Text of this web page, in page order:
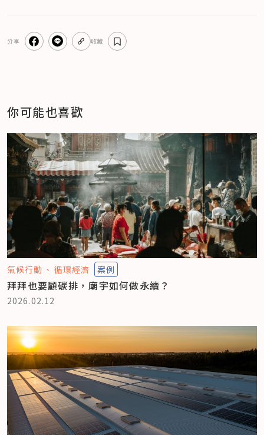
分享 收藏
你可能也喜歡
氣候行動 循環經濟 案例
拜拜也要顧碳排，廟宇如何做永續？
2026.02.12